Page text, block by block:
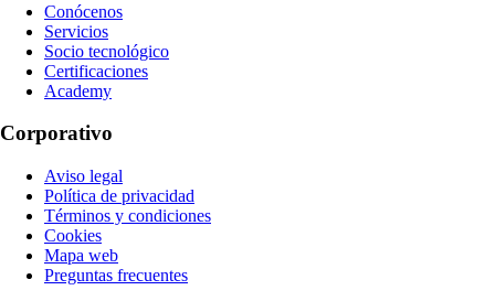
Conócenos
Servicios
Socio tecnológico
Certificaciones
Academy
Corporativo
Aviso legal
Política de privacidad
Términos y condiciones
Cookies
Mapa web
Preguntas frecuentes